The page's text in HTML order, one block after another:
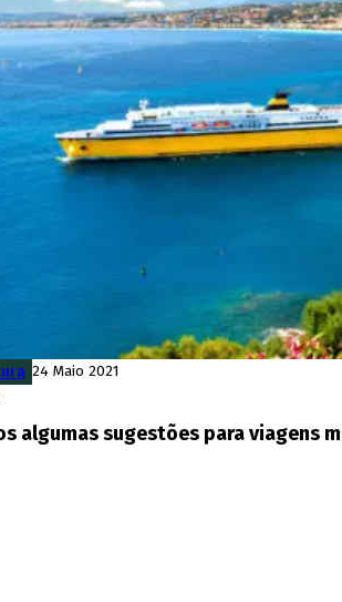
24 Maio 2021
algumas sugestões para viagens